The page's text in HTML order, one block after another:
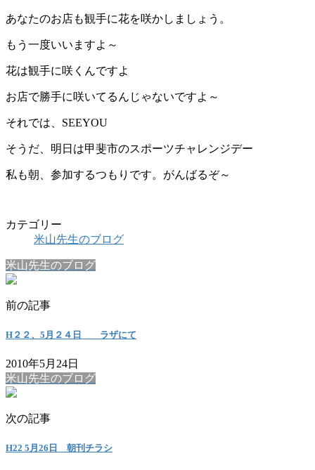
あなたのお店も観手に花を咲かしましょう。
もう一度いいますよ～
花は観手に咲くんですよ
お店で勝手に咲いてるんじゃないですよ～
それでは、SEEYOU
そうだ、明日は甲斐市のスポーツチャレンジデー
私も朝、参加するつもりです。がんばるぞ～
カテゴリー
米山先生のブログ
米山先生のブログ
前の記事
H２２、5月２４日 ラザにて
2010年5月24日
米山先生のブログ
次の記事
H22 5月26日 朝刊チラシ